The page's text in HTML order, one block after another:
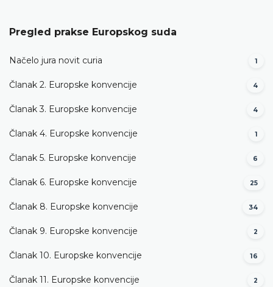
Pregled prakse Europskog suda
Načelo jura novit curia 1
Članak 2. Europske konvencije 4
Članak 3. Europske konvencije 4
Članak 4. Europske konvencije 1
Članak 5. Europske konvencije 6
Članak 6. Europske konvencije 25
Članak 8. Europske konvencije 34
Članak 9. Europske konvencije 2
Članak 10. Europske konvencije 16
Članak 11. Europske konvencije 2